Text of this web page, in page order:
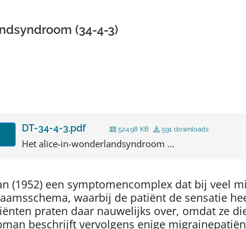
(34-4-3)
DT-34-4-3.pdf 524.98 KB 591 downloads
Het alice-in-wonderlandsyndroom ...
(1952) een symptomencomplex dat bij veel
waarbij de patiënt de sensatie
praten daar nauwelijks over, omdat ze
beschrijft vervolgens enige